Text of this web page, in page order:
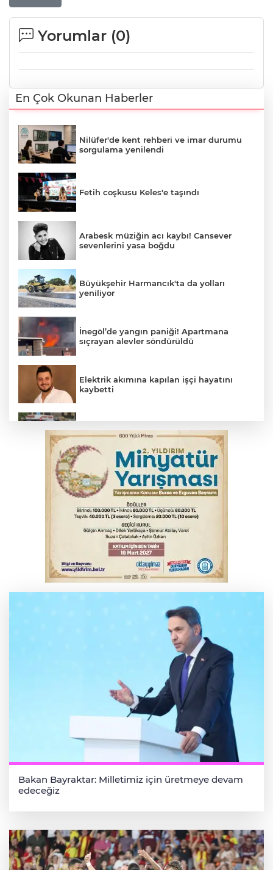
Yorumlar (0)
En Çok Okunan Haberler
Nilüfer'de kent rehberi ve imar durumu
sorgulama yenilendi
Fetih coşkusu Keles'e taşındı
Arabesk müziğin acı kaybı! Cansever
sevenlerini yasa boğdu
Büyükşehir Harmancık'ta da yolları
yeniliyor
İnegöl’de yangın paniği! Apartmana
sıçrayan alevler söndürüldü
Elektrik akımına kapılan işçi hayatını
kaybetti
Bursa’da bugün hava nasıl olacak?
İş makinesinin camına kafasını çarpan
operatör yaralandı
Babasını ziyarete giderken kazada
hayatını kaybetti
İnegöl'de orman yangını; Havadan ve
karadan müdahale başlatıldı
Bakan Bayraktar: Milletimiz için üretmeye devam
edeceğiz